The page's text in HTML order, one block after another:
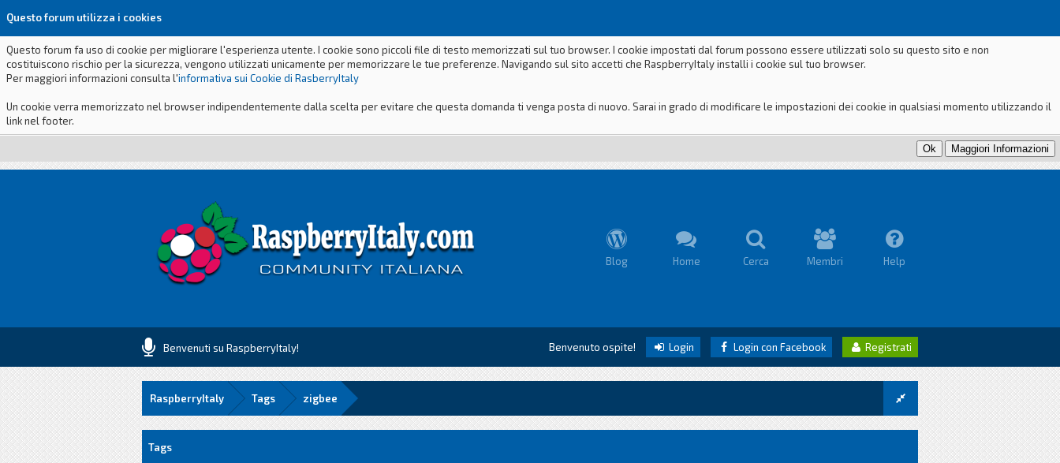
Questo forum utilizza i cookies
Questo forum fa uso di cookie per migliorare l'esperienza utente. I cookie sono piccoli file di testo memorizzati sul tuo browser. I cookie impostati dal forum possono essere utilizzati solo su questo sito e non
costituiscono rischio per la sicurezza, vengono utilizzati unicamente per memorizzare le tue preferenze. Navigando sul sito accetti che RaspberryItaly installi i cookie sul tuo browser.
Per maggiori informazioni consulta l'informativa sui Cookie di RasberryItaly
Un cookie verra memorizzato nel browser indipendentemente dalla scelta per evitare che questa domanda ti venga posta di nuovo. Sarai in grado di modificare le impostazioni dei cookie in qualsiasi momento utilizzando il
link nel footer.
Blog Home Cerca Membri Help
Benvenuti su RaspberryItaly! Benvenuto ospite! Login Login con Facebook Registrati
RaspberryItaly Tags zigbee
Tags